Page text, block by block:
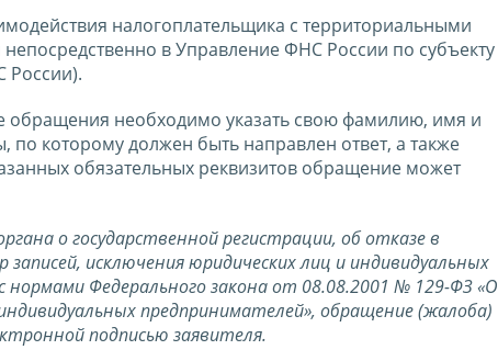
налогоплательщика с территориальными
в Управление ФНС России по субъекту
России).
необходимо указать свою фамилию, имя и
по которому должен быть направлен ответ, а также
обязательных реквизитов обращение может
о государственной регистрации, об отказе в
исключения юридических лиц и индивидуальных
Федерального закона от 08.08.2001 № 129-ФЗ «О
предпринимателей», обращение (жалоба)
подписью заявителя.